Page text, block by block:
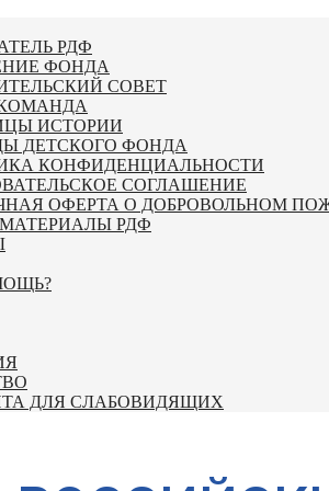
РДФ
ФОНДА
СОВЕТ
ИСТОРИИ
ДЕТСКОГО ФОНДА
КОНФИДЕНЦИАЛЬНОСТИ
СОГЛАШЕНИЕ
ОФЕРТА О ДОБРОВОЛЬНОМ
РДФ
ДЛЯ СЛАБОВИДЯЩИХ